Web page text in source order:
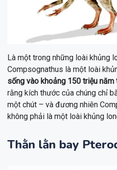
Là một trong những loài khủng
Compsognathus là một loài
sống vào khoảng 150 triệu năm
rằng kích thước của chúng chỉ
một chút – và đương nhiên
không phải là một loài khủng
Thằn lằn bay